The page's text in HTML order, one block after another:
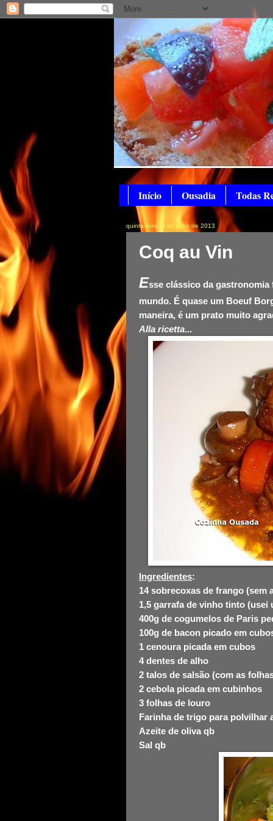
Início Ousadia Todas
quinta-feira, 4 de julho de 2013
Coq au Vin
Esse clássico da
mundo. É quase um Boeuf
maneira, é um prato muito
Alla ricetta...
Ingredientes:
14 sobrecoxas de frango (sem
1,5 garrafa de vinho tinto (usei
400g de cogumelos de Paris
100g de bacon picado em
1 cenoura picada em cubos
4 dentes de alho
2 talos de salsão (com as
2 cebola picada em cubinhos
3 folhas de louro
Farinha de trigo para polvilhar
Azeite de oliva qb
Sal qb